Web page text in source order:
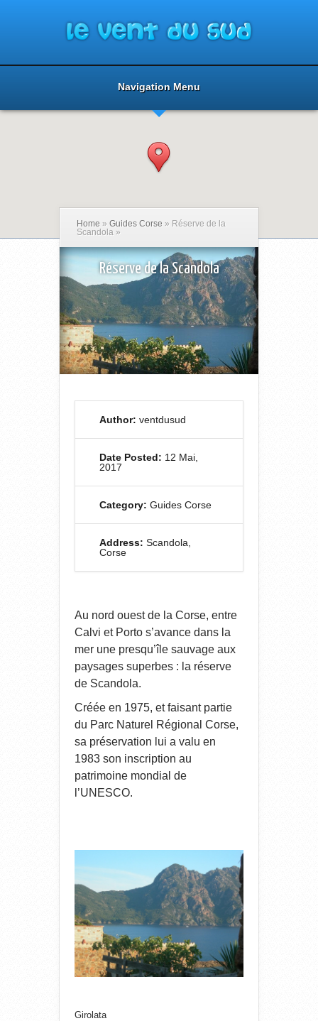
Navigation Menu
Home » Guides Corse » Réserve de la
Scandola »
Réserve de la Scandola
Author: ventdusud
Date Posted: 12 Mai,
2017
Category: Guides Corse
Address: Scandola,
Corse
Au nord ouest de la Corse, entre
Calvi et Porto s’avance dans la
mer une presqu’île sauvage aux
paysages superbes : la réserve
de Scandola.
Créée en 1975, et faisant partie
du Parc Naturel Régional Corse,
sa préservation lui a valu en
1983 son inscription au
patrimoine mondial de
l’UNESCO.
Girolata